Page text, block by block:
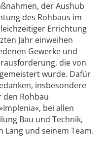
der Aushub
des Rohbaus im
Errichtung
Jahr einweihen
Gewerke und
die von
wurde. Dafür
insbesondere
Rohbau
bei allen
Bau und Technik,
und seinem Team.